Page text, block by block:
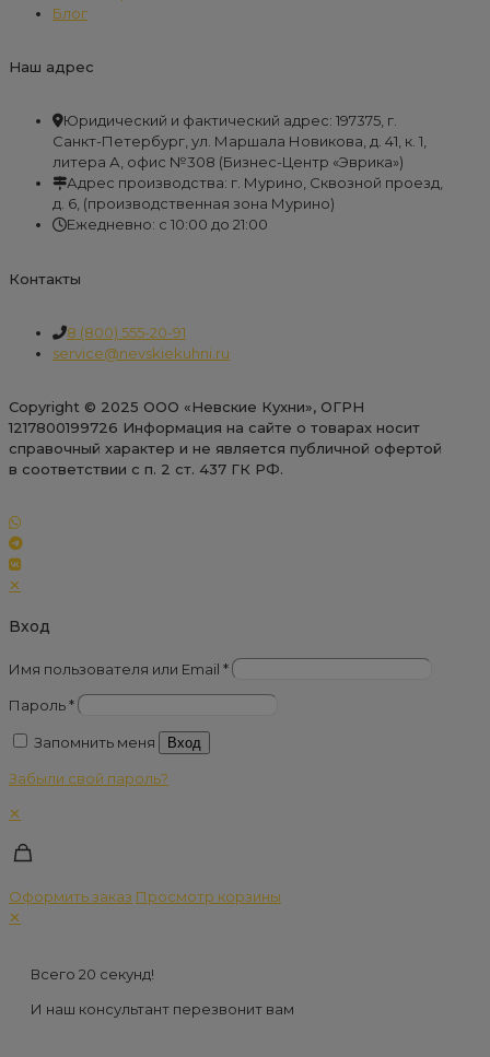
Блог
Наш адрес
Юридический и фактический адрес: 197375, г.
Санкт-Петербург, ул. Маршала Новикова, д. 41, к. 1,
литера А, офис №308 (Бизнес-Центр «Эврика»)
Адрес производства: г. Мурино, Сквозной проезд,
д. 6, (производственная зона Мурино)
Ежедневно: с 10:00 до 21:00
Контакты
8 (800) 555-20-91
service@nevskiekuhni.ru
Copyright © 2025 ООО «Невские Кухни», ОГРН
1217800199726 Информация на сайте о товарах носит
справочный характер и не является публичной офертой
в соответствии с п. 2 ст. 437 ГК РФ.
✕
Вход
Имя пользователя или Email *
Пароль*
Запомнить меня Вход
Забыли свой пароль?
✕
Оформить заказ Просмотр корзины
✕
Всего 20 секунд!
И наш консультант перезвонит вам